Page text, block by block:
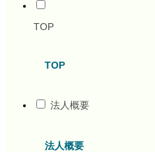
TOP
TOP
法人概要
法人概要